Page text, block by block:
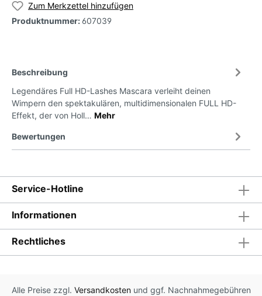
Zum Merkzettel hinzufügen
Produktnummer: 607039
Beschreibung
Legendäres Full HD-Lashes Mascara verleiht deinen
Wimpern den spektakulären, multidimensionalen FULL HD-
Effekt, der von Holl… Mehr
Bewertungen
Service-Hotline
Informationen
Rechtliches
Alle Preise zzgl. Versandkostenund ggf. Nachnahmegebühren